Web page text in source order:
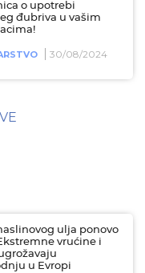
o upotrebi
đubriva u vašim
30/08/2024
ulja ponovo
vrućine i
u Evropi